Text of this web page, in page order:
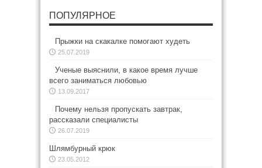
ПОПУЛЯРНОЕ
Прыжки на скакалке помогают худеть
25.07.2019
Ученые выяснили, в какое время лучше
всего заниматься любовью
13.09.2017
Почему нельзя пропускать завтрак,
рассказали специалисты
26.07.2019
Шлямбурный крюк
23.05.2012